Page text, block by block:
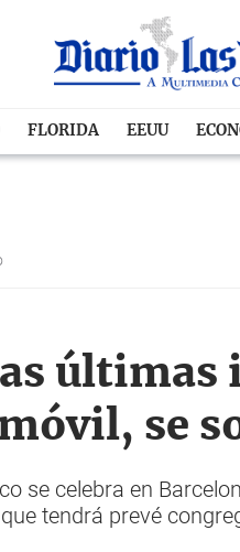
FLORIDA EEUU
últimas
se
se celebra en
tendrá prevé